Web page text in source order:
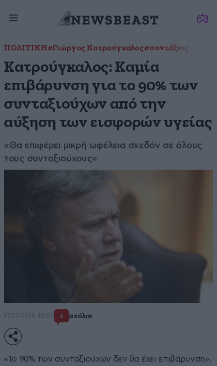
ΠΟΛΙΤΙΚΗ#Γιώργος Κατρούγκαλος#συντάξεις
Κατρούγκαλος: Καμία
επιβάρυνση για το 90% των
συνταξιούχων από την
αύξηση των εισφορών υγείας
«Θα επιφέρει μικρή ωφέλεια σχεδόν σε όλους
τους συνταξιούχους»
17·09·2016 18:59 6 σχόλια
«Το 90% των συνταξιούχων δεν θα έχει επιβάρυνση»,